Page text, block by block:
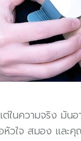
ในความจริง มัน
ใจ สมอง และคุณ